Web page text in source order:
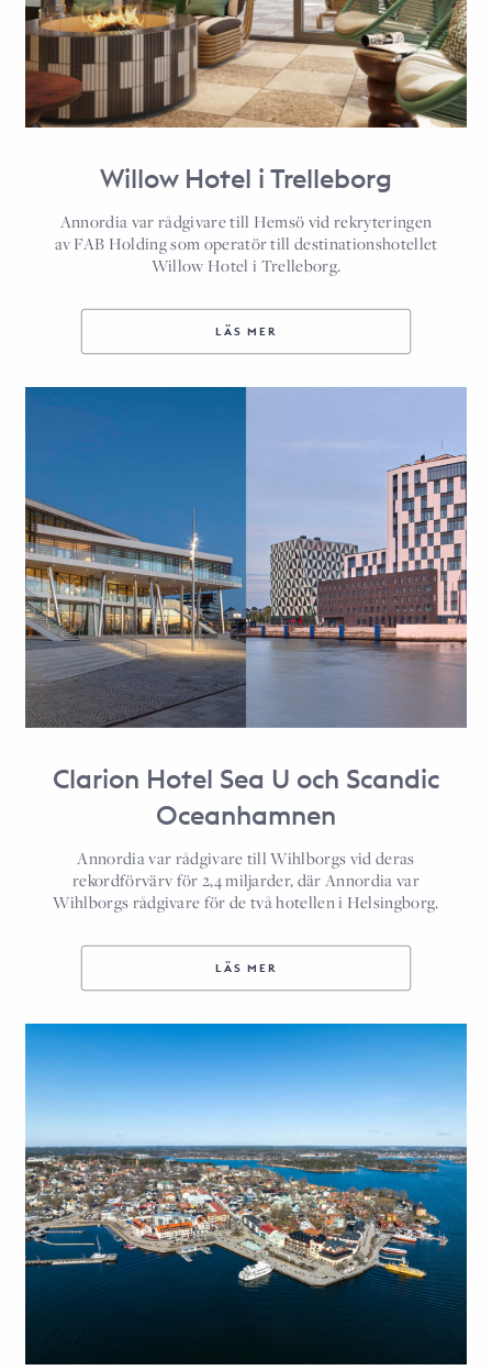
Willow Hotel i Trelleborg
Annordia var rådgivare till Hemsö vid rekryteringen
av FAB Holding som operatör till destinationshotellet
Willow Hotel i Trelleborg.
LÄS MER
Clarion Hotel Sea U och Scandic
Oceanhamnen
Annordia var rådgivare till Wihlborgs vid deras
rekordförvärv för 2,4 miljarder, där Annordia var
Wihlborgs rådgivare för de två hotellen i Helsingborg.
LÄS MER